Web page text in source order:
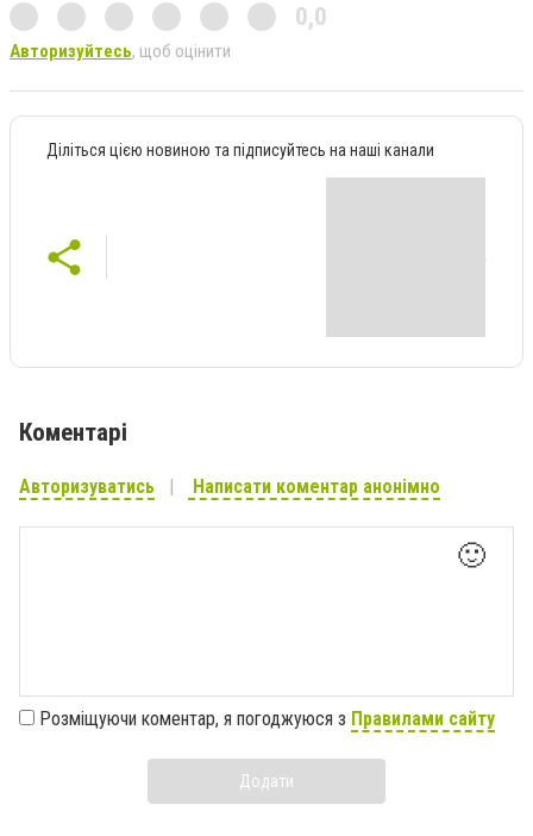
0,0
Авторизуйтесь, щоб оцінити
Діліться цією новиною та підписуйтесь на наші канали
Коментарі
Авторизуватись Написати коментар анонімно
🙂
Розміщуючи коментар, я погоджуюся з Правилами сайту
Додати